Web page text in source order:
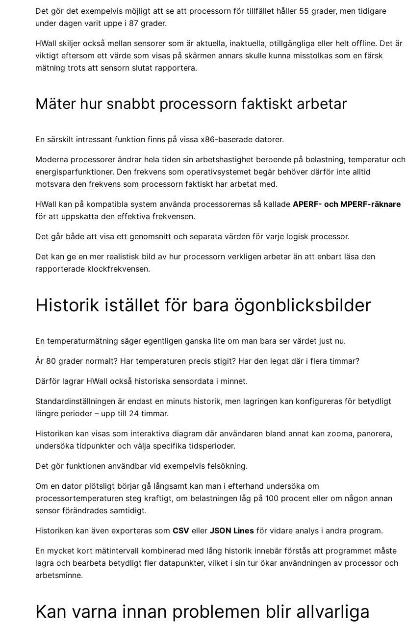
Det gör det exempelvis möjligt att se att processorn för tillfället håller 55 grader, men tidigare
under dagen varit uppe i 87 grader.
HWall skiljer också mellan sensorer som är aktuella, inaktuella, otillgängliga eller helt offline. Det är
viktigt eftersom ett värde som visas på skärmen annars skulle kunna misstolkas som en färsk
mätning trots att sensorn slutat rapportera.
Mäter hur snabbt processorn faktiskt arbetar
En särskilt intressant funktion finns på vissa x86-baserade datorer.
Moderna processorer ändrar hela tiden sin arbetshastighet beroende på belastning, temperatur och
energisparfunktioner. Den frekvens som operativsystemet begär behöver därför inte alltid
motsvara den frekvens som processorn faktiskt har arbetat med.
HWall kan på kompatibla system använda processorernas så kallade APERF- och MPERF-räknare
för att uppskatta den effektiva frekvensen.
Det går både att visa ett genomsnitt och separata värden för varje logisk processor.
Det kan ge en mer realistisk bild av hur processorn verkligen arbetar än att enbart läsa den
rapporterade klockfrekvensen.
Historik istället för bara ögonblicksbilder
En temperaturmätning säger egentligen ganska lite om man bara ser värdet just nu.
Är 80 grader normalt? Har temperaturen precis stigit? Har den legat där i flera timmar?
Därför lagrar HWall också historiska sensordata i minnet.
Standardinställningen är endast en minuts historik, men lagringen kan konfigureras för betydligt
längre perioder – upp till 24 timmar.
Historiken kan visas som interaktiva diagram där användaren bland annat kan zooma, panorera,
undersöka tidpunkter och välja specifika tidsperioder.
Det gör funktionen användbar vid exempelvis felsökning.
Om en dator plötsligt börjar gå långsamt kan man i efterhand undersöka om
processortemperaturen steg kraftigt, om belastningen låg på 100 procent eller om någon annan
sensor förändrades samtidigt.
Historiken kan även exporteras som CSV eller JSON Lines för vidare analys i andra program.
En mycket kort mätintervall kombinerad med lång historik innebär förstås att programmet måste
lagra och bearbeta betydligt fler datapunkter, vilket i sin tur ökar användningen av processor och
arbetsminne.
Kan varna innan problemen blir allvarliga